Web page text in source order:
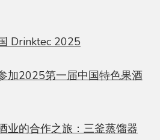
Drinktec 2025
加2025第一届中国特色果酒
业的合作之旅：三釜蒸馏器